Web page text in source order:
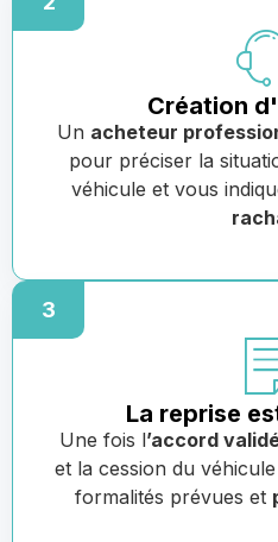
Création
Un acheteur
pour préciser la
véhicule et vous
3
La reprise
Une fois l’accord
et la cession du
formalités prévues et